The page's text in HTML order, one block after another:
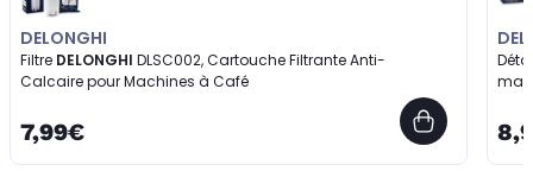
DELONGHI
Filtre DELONGHI
Calcaire pour Machines à Café
7,99€